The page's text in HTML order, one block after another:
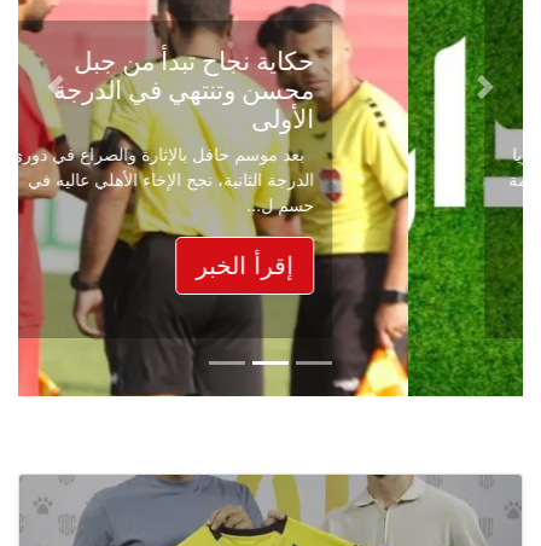
حكاية نجاح تبدأ من جبل
محسن وتنتهي في الدرجة
الأولى
بعد موسم حافل بالإثارة والصراع في دوري
الدرجة الثانية، نجح الإخاء الأهلي عاليه في
حسم ل...
إقرأ الخبر
Previous
Next